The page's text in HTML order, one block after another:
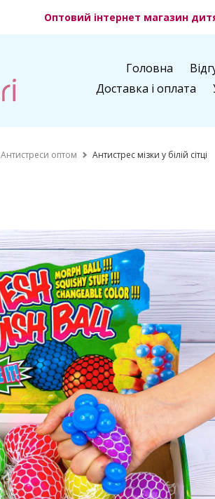
Оптовий інтернет магазин
Головна
Доставка і оплата
Антистреси оптом Антистрес мізки у білій сітці